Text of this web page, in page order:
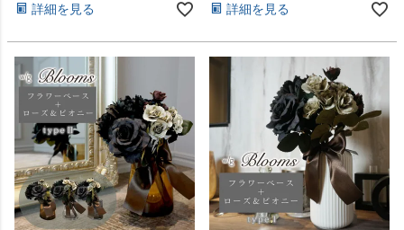
詳細を見る 詳細を見る